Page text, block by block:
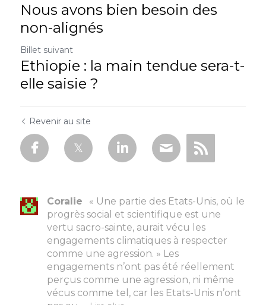
Nous avons bien besoin des
non-alignés
Billet suivant
Ethiopie : la main tendue sera-t-
elle saisie ?
Revenir au site
Coralie
« Une partie des Etats-Unis, où le
progrès social et scientifique est une
vertu sacro-sainte, aurait vécu les
engagements climatiques à respecter
comme une agression. » Les
engagements n’ont pas été réellement
perçus comme une agression, ni même
vécus comme tel, car les Etats-Unis n’ont